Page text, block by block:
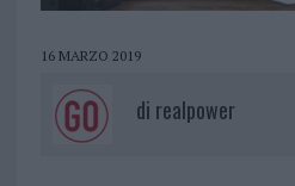
16 MARZO 2019
di realpower